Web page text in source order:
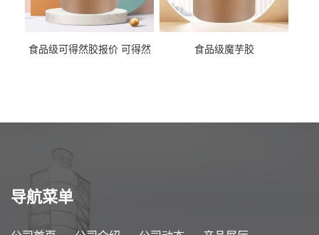
食品级可得然胶报价 可得然
食品级魔芋胶
导航菜单